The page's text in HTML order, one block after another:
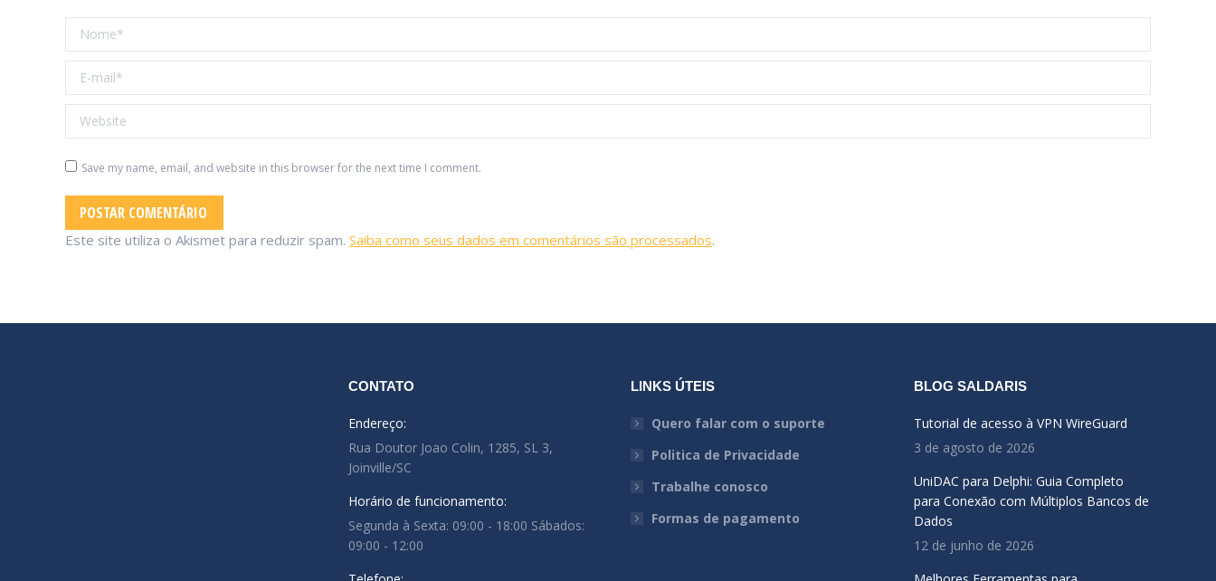
Nome *
E-mail *
Website
Save my name, email, and website in this browser for the next time I comment.
POSTAR COMENTÁRIO
Este site utiliza o Akismet para reduzir spam. Saiba como seus dados em comentários são processados.
CONTATO
Endereço:
Rua Doutor Joao Colin, 1285, SL 3,
Joinville/SC
Horário de funcionamento:
Segunda à Sexta: 09:00 - 18:00 Sábados:
09:00 - 12:00
LINKS ÚTEIS
Quero falar com o suporte
Politica de Privacidade
Trabalhe conosco
Formas de pagamento
BLOG SALDARIS
Tutorial de acesso à VPN WireGuard
3 de agosto de 2026
UniDAC para Delphi: Guia Completo
para Conexão com Múltiplos Bancos de
Dados
12 de junho de 2026